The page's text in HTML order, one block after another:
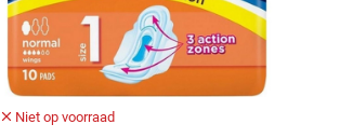
Niet op voorraad